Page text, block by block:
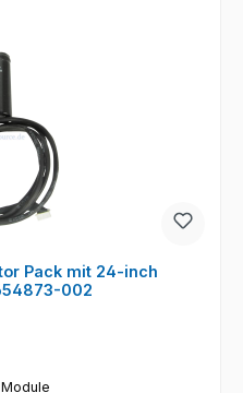
Pack mit 24-inch
002